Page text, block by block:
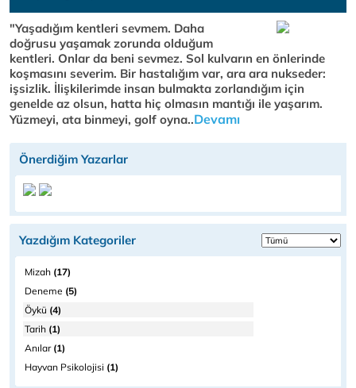
"Yaşadığım kentleri sevmem. Daha
doğrusu yaşamak zorunda olduğum
kentleri. Onlar da beni sevmez. Sol kulvarın en önlerinde
koşmasını severim. Bir hastalığım var, ara ara nukseder:
işsizlik. İlişkilerimde insan bulmakta zorlandığım için
genelde az olsun, hatta hiç olmasın mantığı ile yaşarım.
Yüzmeyi, ata binmeyi, golf oyna..Devamı
Önerdiğim Yazarlar
Yazdığım Kategoriler
Mizah (17)
Deneme (5)
Öykü (4)
Tarih (1)
Anılar(1)
Hayvan Psikolojisi (1)